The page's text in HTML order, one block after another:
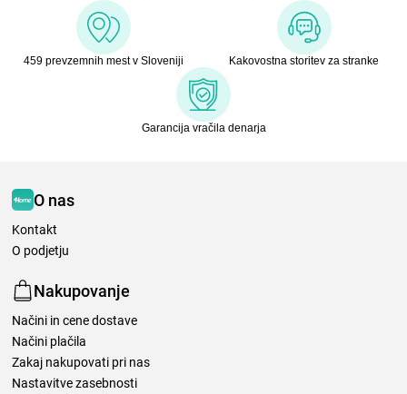
459 prevzemnih mest v Sloveniji Kakovostna storitev za stranke
Garancija vračila denarja
O nas
Kontakt
O podjetju
Nakupovanje
Načini in cene dostave
Načini plačila
Zakaj nakupovati pri nas
Nastavitve zasebnosti